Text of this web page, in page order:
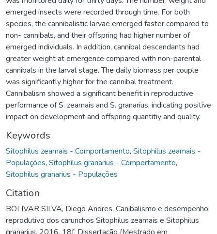
emerged insects were recorded through time. For both
species, the cannibalistic larvae emerged faster compared to
non- cannibals, and their offspring had higher number of
emerged individuals. In addition, cannibal descendants had
greater weight at emergence compared with non-parental
cannibals in the larval stage. The daily biomass per couple
was significantly higher for the cannibal treatment.
Cannibalism showed a significant benefit in reproductive
performance of S. zeamais and S. granarius, indicating positive
impact on development and offspring quantitiy and quality.
Keywords
Sitophilus zeamais - Comportamento, Sitophilus zeamais -
Populações, Sitophilus granarius - Comportamento,
Sitophilus granarius - Populações
Citation
BOLIVAR SILVA, Diego Andres. Canibalismo e desempenho
reprodutivo dos carunchos Sitophilus zeamais e Sitophilus